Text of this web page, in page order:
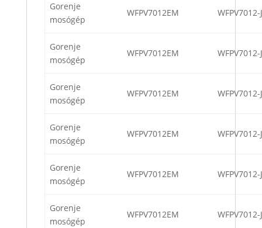
Gorenje
mosógép
WFPV7012EM
Gorenje
mosógép
WFPV7012EM
Gorenje
mosógép
WFPV7012EM
Gorenje
mosógép
WFPV7012EM
Gorenje
mosógép
WFPV7012EM
Gorenje
mosógép
WFPV7012EM